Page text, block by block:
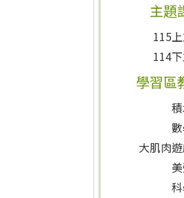
主題
115
114
學習區
大肌肉